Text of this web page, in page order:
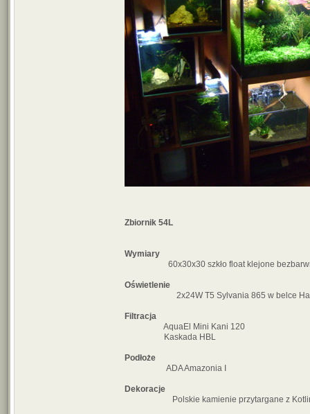
Zbiornik 54L
Wymiary
60x30x30 szkło float klejone
Oświetlenie
2x24W T5 Sylvania 865 w belce
Filtracja
AquaEl Mini Kani 120
Kaskada HBL
Podłoże
ADA Amazonia I
Dekoracje
Polskie kamienie przytargane z Kotliny